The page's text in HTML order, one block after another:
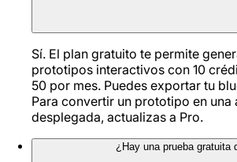
Sí. El plan gratuito te permite
prototipos interactivos con 10
50 por mes. Puedes exportar tu
Para convertir un prototipo en
desplegada, actualizas a Pro.
¿Hay una prueba gratuita